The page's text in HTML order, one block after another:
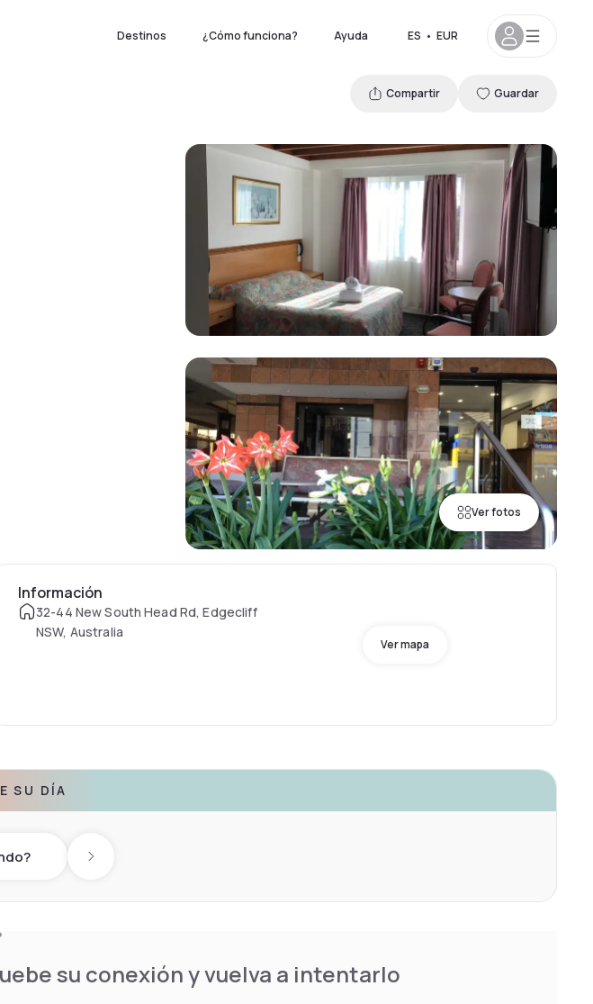
Destinos ¿Cómo funciona? Ayuda ES • EUR
Ver fotos
Compartir Guardar
Información
32-44 New South Head Rd, Edgecliff
NSW, Australia
Ver mapa
SU DÍA
Next day
su conexión y vuelva a intentarlo